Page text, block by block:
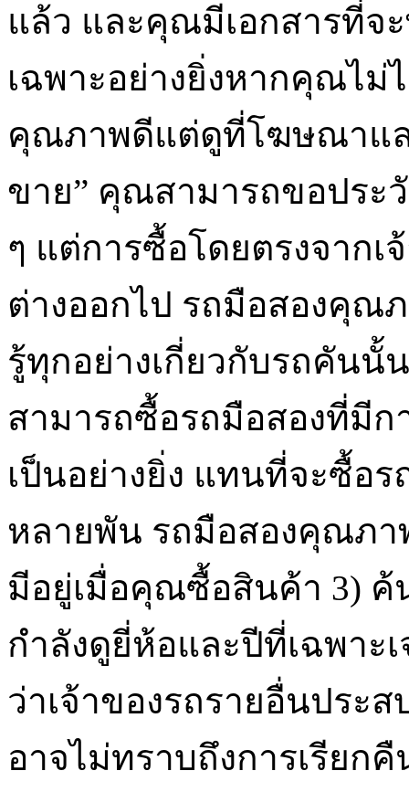
แล้ว และคุณมีเอกสารที่จ
เฉพาะอย่างยิ่งหากคุณไม่
คุณภาพดีแต่ดูที่โฆษณาแล
ขาย” คุณสามารถขอประ
ๆ แต่การซื้อโดยตรงจากเ
ต่างออกไป รถมือสองคุณ
รู้ทุกอย่างเกี่ยวกับรถคัน
สามารถซื้อรถมือสองที่มี
เป็นอย่างยิ่ง แทนที่จะซื้อ
หลายพัน รถมือสองคุณภา
มีอยู่เมื่อคุณซื้อสินค้า 3)
กำลังดูยี่ห้อและปีที่เฉพาะ
ว่าเจ้าของรถรายอื่นปร
อาจไม่ทราบถึงการเรียก